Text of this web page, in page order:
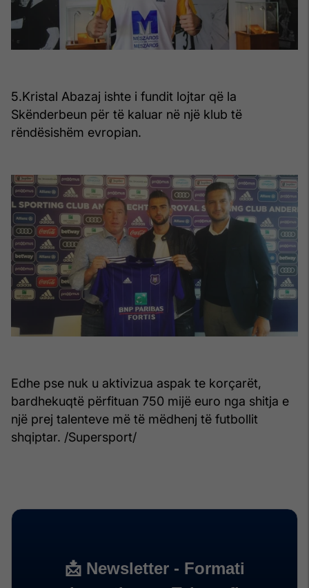
5.Kristal Abazaj ishte i fundit lojtar që la
Skënderbeun për të kaluar në një klub të
rëndësishëm evropian.
Edhe pse nuk u aktivizua aspak te korçarët,
bardhekuqtë përfituan 750 mijë euro nga shitja e
një prej talenteve më të mëdhenj të futbollit
shqiptar. /Supersport/